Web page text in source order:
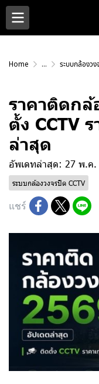
Home ... ระบบกล้องว
ราคาติดกล้
ตั้ง CCTV
ล่าสุด
อัพเดทล่าสุด: 27 พ.ค.
ระบบกล้องวงจรปิด CCTV
แชร์